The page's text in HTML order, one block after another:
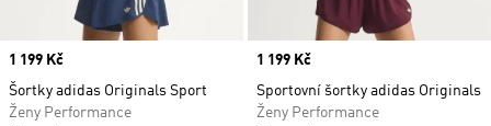
Price
1 199 Kč
Šortky adidas Originals Sport
Ženy Performance
Price
1 199 Kč
Sportovní šortky adidas Originals
Ženy Performance